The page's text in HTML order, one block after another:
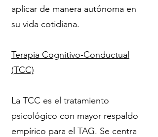
aplicar de manera autónoma en
su vida cotidiana.
Terapia Cognitivo-Conductual
(TCC)
La TCC es el tratamiento
psicológico con mayor respaldo
empírico para el TAG. Se centra